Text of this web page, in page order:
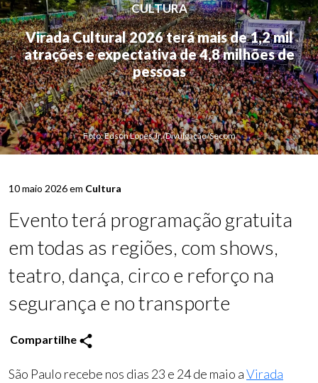
CULTURA
Virada Cultural 2026 terá mais de 1,2 mil
atrações e expectativa de 4,8 milhões de
pessoas
Foto: Edson Lopes Jr./Divulgação/Secom
10 maio 2026 em Cultura
Evento terá programação gratuita
em todas as regiões, com shows,
teatro, dança, circo e reforço na
segurança e no transporte
Compartilhe
São Paulo recebe nos dias 23 e 24 de maio aVirada